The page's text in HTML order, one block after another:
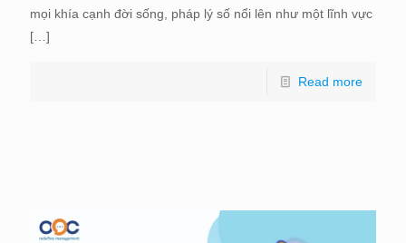
mọi khía cạnh đời sống, pháp lý số nổi lên như một lĩnh vực
[…]
Read more